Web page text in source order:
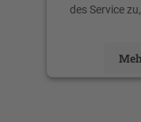
des Service